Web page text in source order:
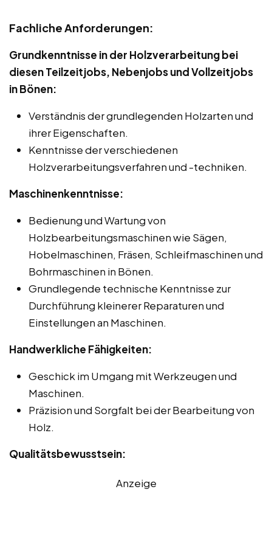
Fachliche Anforderungen:
Grundkenntnisse in der Holzverarbeitung bei
diesen Teilzeitjobs, Nebenjobs und Vollzeitjobs
in Bönen:
Verständnis der grundlegenden Holzarten und
ihrer Eigenschaften.
Kenntnisse der verschiedenen
Holzverarbeitungsverfahren und -techniken.
Maschinenkenntnisse:
Bedienung und Wartung von
Holzbearbeitungsmaschinen wie Sägen,
Hobelmaschinen, Fräsen, Schleifmaschinen und
Bohrmaschinen in Bönen.
Grundlegende technische Kenntnisse zur
Durchführung kleinerer Reparaturen und
Einstellungen an Maschinen.
Handwerkliche Fähigkeiten:
Geschick im Umgang mit Werkzeugen und
Maschinen.
Präzision und Sorgfalt bei der Bearbeitung von
Holz.
Qualitätsbewusstsein:
Anzeige